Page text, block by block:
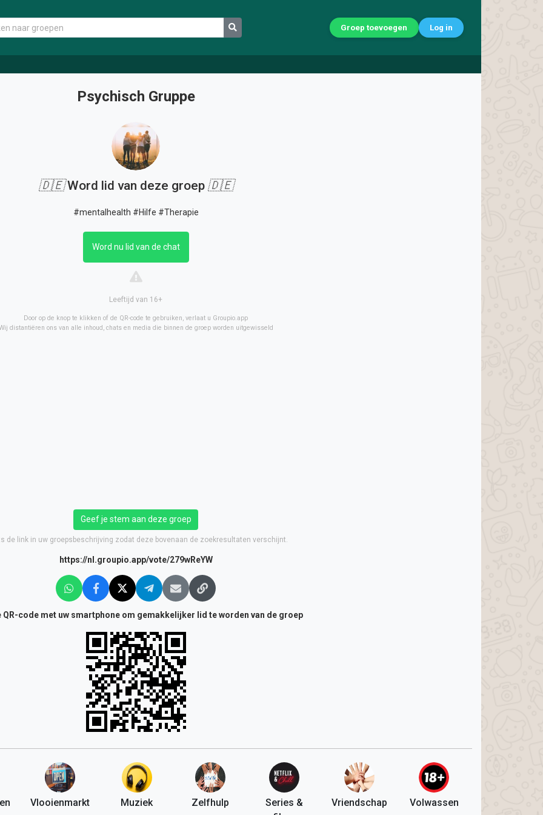
Groep toevoegen Log in
Psychisch Gruppe
🇩🇪Word lid van deze groep 🇩🇪
#mentalhealth #Hilfe #Therapie
Word nu lid van de chat
Leeftijd van 16+
Door op de knop te klikken of de QR-code te gebruiken, verlaat u Groupio.app
distantiëren ons van alle inhoud, chats en media die binnen de groep worden uitgewisseld
Geef je stem aan deze groep
de link in uw groepsbeschrijving zodat deze bovenaan de zoekresultaten verschijnt.
https://nl.groupio.app/vote/279wReYW
QR-code met uw smartphone om gemakkelijker lid te worden van de groep
Vlooienmarkt Muziek Zelfhulp
Series &
Vriendschap Volwassen